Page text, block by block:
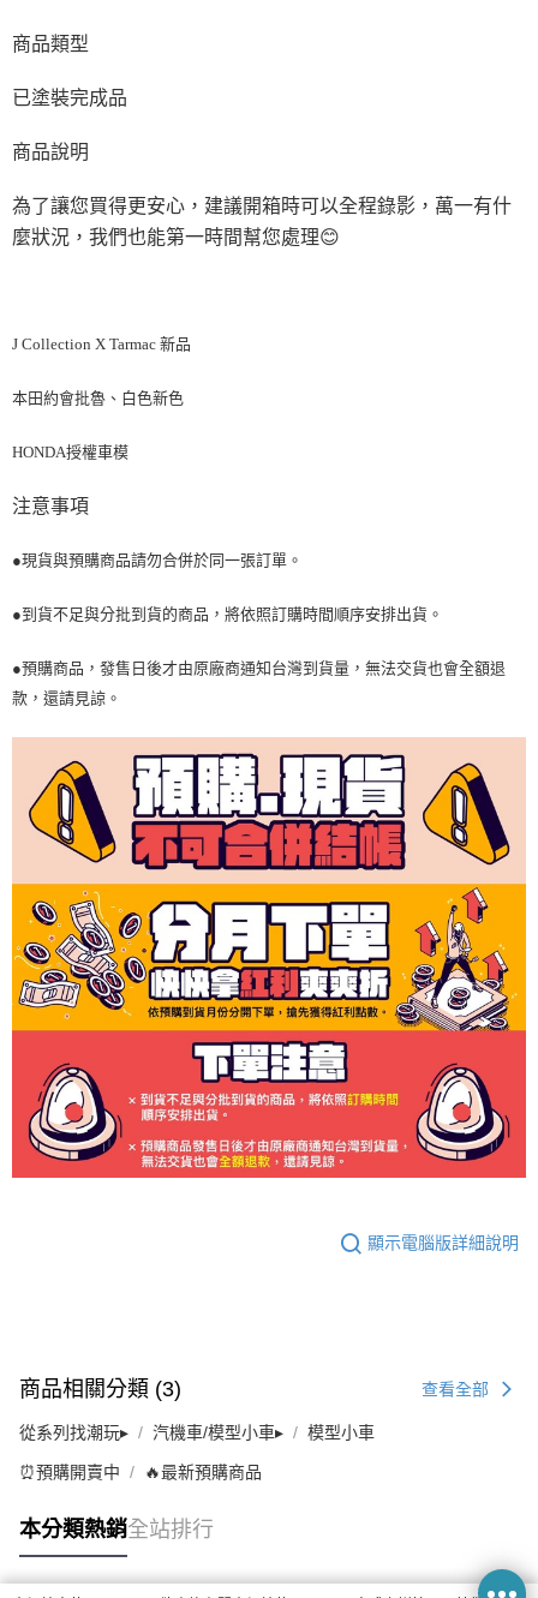
商品類型
已塗裝完成品
商品說明
為了讓您買得更安心，建議開箱時可以全程錄影，萬一有什
麼狀況，我們也能第一時間幫您處理😊
J Collection X Tarmac 新品
本田約會批魯、白色新色
HONDA授權車模
注意事項
●現貨與預購商品請勿合併於同一張訂單。
●到貨不足與分批到貨的商品，將依照訂購時間順序安排出貨。
●預購商品，發售日後才由原廠商通知台灣到貨量，無法交貨也會全額退
款，還請見諒。
顯示電腦版詳細說明
商品相關分類 (3) 查看全部
從系列找潮玩▸ 汽機車/模型小車▸ 模型小車
⏰預購開賣中 🔥最新預購商品
本分類熱銷全站排行